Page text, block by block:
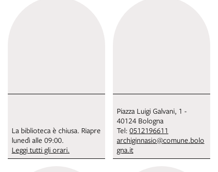
La biblioteca è chiusa. Riapre
lunedì alle 09:00.
Leggi tutti gli orari.
Piazza Luigi Galvani, 1 -
40124 Bologna
Tel: 0512196611
archiginnasio@comune.bolo
gna.it